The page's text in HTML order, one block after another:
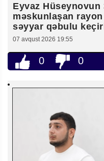
Eyvaz
məskunlaşan
səyyar qəbulu
07 avqust 2026 19:55
0 0